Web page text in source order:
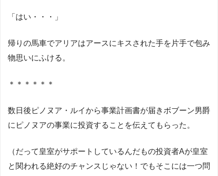
「はい・・・」
帰りの馬車でアリアはアースにキスされた手を片手で包み
物思いにふける。
＊＊＊＊＊＊
数日後ピノヌア・ルイから事業計画書が届きボブーン男爵
にピノヌアの事業に投資することを伝えてもらった。
（だって皇室がサポートしているんだもの投資者Aが皇室
と関われる絶好のチャンスじゃない！でもそこには一つ問